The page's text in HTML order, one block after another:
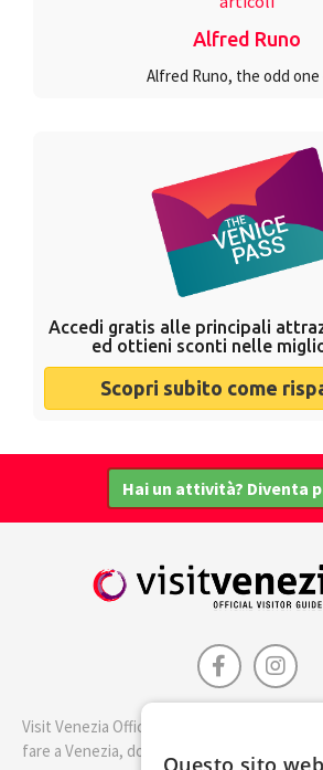
Alfred Runo
Alfred Runo, the odd
Accedi gratis alle principali
ed ottieni sconti nelle
Scopri subito come
Hai un attività? Diventa
Visit Venezia Official è la guida della città di
fare a Venezia, dove dormire e i migliori
Questo sito